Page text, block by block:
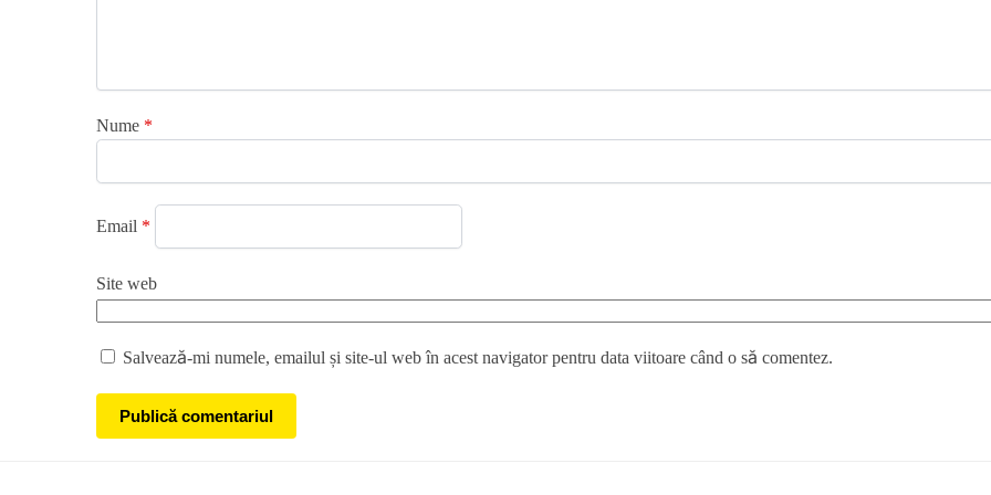
Nume *
Email *
Site web
Salvează-mi numele, emailul și site-ul web în acest navigator pentru data viitoare când o să comentez.